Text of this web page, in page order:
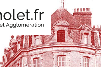
Cholet, ville et Les